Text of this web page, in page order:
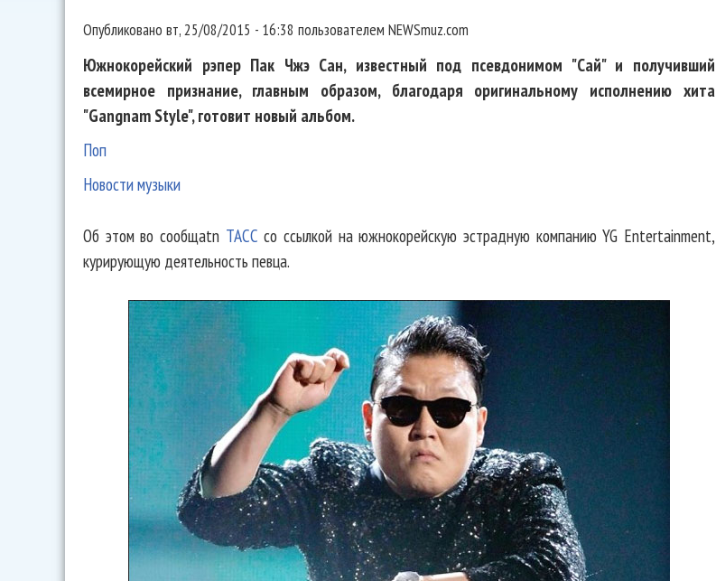
Опубликовано вт, 25/08/2015 - 16:38 пользователем NEWSmuz.com
Южнокорейский рэпер Пак Чжэ Сан, известный под псевдонимом "Сай" и получивший
всемирное признание, главным образом, благодаря оригинальному исполнению хита
"Gangnam Style", готовит новый альбом.
Поп
Новости музыки
Об этом во сообщаtn ТАСС со ссылкой на южнокорейскую эстрадную компанию YG Entertainment,
курирующую деятельность певца.